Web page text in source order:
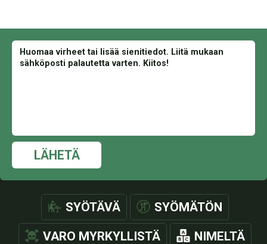
LÄHETÄ
SYÖTÄVÄ SYÖMÄTÖN
VARO MYRKYLLISTÄ NIMELTÄ